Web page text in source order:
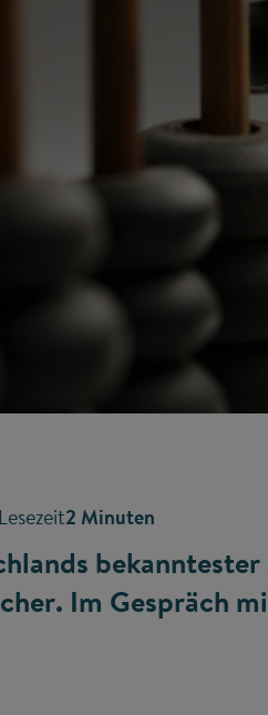
Lesezeit2 Minuten
Im Gespräch